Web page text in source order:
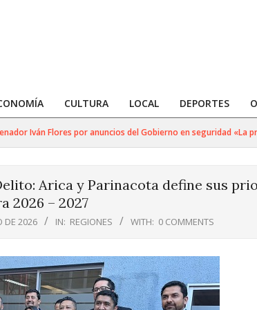
CULTURA LOCAL DEPORTES
Iván Flores por anuncios del Gobierno en seguridad «La
Arica y Parinacota define sus
2026 – 2027
DE 2026 IN: REGIONES WITH: 0 COMMENTS